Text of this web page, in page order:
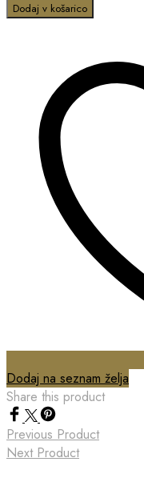
Dodaj v košarico
Dodaj na seznam želja
Share this product
Previous Product
Next Product